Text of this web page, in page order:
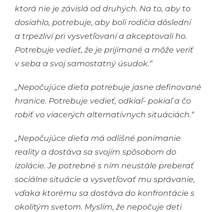
ktorá nie je závislá od druhých. Na to, aby to
dosiahlo, potrebuje, aby boli rodičia dôslední
a trpezliví pri vysvetľovaní a akceptovali ho.
Potrebuje vedieť, že je prijímané a môže veriť
v seba a svoj samostatný úsudok.“
„Nepočujúce dieťa potrebuje jasne definované
hranice. Potrebuje vedieť, odkiaľ- pokiaľ a čo
robiť vo viacerých alternatívnych situáciách.“
„Nepočujúce dieťa má odlišné ponímanie
reality a dostáva sa svojím spôsobom do
izolácie. Je potrebné s ním neustále preberať
sociálne situácie a vysvetľovať mu správanie,
vďaka ktorému sa dostáva do konfrontácie s
okolitým svetom. Myslím, že nepočuje deti